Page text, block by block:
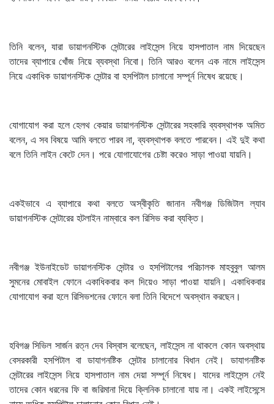
তিনি বলেন, যারা ডায়াগনস্টিক সেন্টারের লাইসেন্স নিয়ে হাসপাতাল নাম দিয়েছেন
তাদের ব্যাপারে খোঁজ নিয়ে ব্যবস্থা নিবো। তিনি আরও বলেন এক নামে লাইসেন্স
নিয়ে একাধিক ডায়াগনস্টিক সেন্টার বা হসপিটাল চালানো সম্পূর্ন নিষেধ রয়েছে।
যোগাযোগ করা হলে হেলথ কেয়ার ডায়াগনস্টিক সেন্টারের সহকারি ব্যবস্থাপক অমিত
বলেন, এ সব বিষয়ে আমি বলতে পারব না, ব্যবস্থাপক বলতে পারবেন। এই দুই কথা
বলে তিনি লাইন কেটে দেন। পরে যোগাযোগের চেষ্টা করেও সাড়া পাওয়া যায়নি।
একইভাবে এ ব্যাপারে কথা বলতে অস্বীকৃতি জানান নবীগঞ্জ ডিজিটাল ল্যাব
ডায়াগনস্টিক সেন্টারের হটলাইন নাম্বারে কল রিসিভ করা ব্যক্তি।
নবীগঞ্জ ইউনাইডেট ডায়াগনস্টিক সেন্টার ও হসপিটালের পরিচালক মাহবুবুল আলম
সুমনের মোবাইল ফোনে একাধিকবার কল দিয়েও সাড়া পাওয়া যায়নি। একাধিকবার
যোগাযোগ করা হলে রিসিভশনের ফোনে বলা তিনি বিদেশে অবস্থান করছেন।
হবিগঞ্জ সিভিল সার্জন রত্ন দেব বিস্বাস বলেছেন, লাইসেন্স না থাকলে কোন অবস্থায়
বেসরকারী হসপিটাল বা ডাযাগনষ্টিক সেন্টার চালানোর বিধান নেই। ডাযাগনষ্টিক
সেন্টারের লাইসেন্স নিয়ে হাসপাতাল নাম দেয়া সম্পূর্ন নিষেধ। যাদের লাইসেন্স নেই
তাদের কোন ধরনের ফি বা জরিমানা দিয়ে ক্লিনিক চালানো যায় না। একই লাইসেন্সে